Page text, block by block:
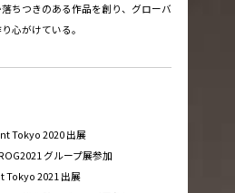
ちつきのある作品を創り、グローバ
心がけている。
Tokyo 2020 出展
グループ展参加
2021 出展